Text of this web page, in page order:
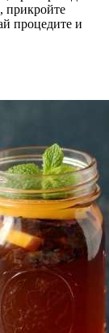
прикройте
процедите и